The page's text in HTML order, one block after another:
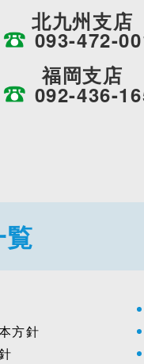
北九州支店
093-472-
福岡支店
092-436-
方針